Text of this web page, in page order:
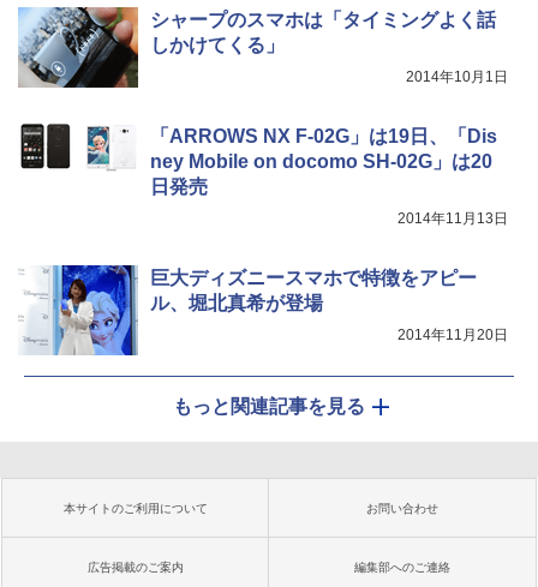
シャープのスマホは「タイミングよく話
しかけてくる」
2014年10月1日
「ARROWS NX F-02G」は19日、「Dis
ney Mobile on docomo SH-02G」は20
日発売
2014年11月13日
巨大ディズニースマホで特徴をアピー
ル、堀北真希が登場
2014年11月20日
もっと関連記事を見る
本サイトのご利用について お問い合わせ
広告掲載のご案内 編集部へのご連絡